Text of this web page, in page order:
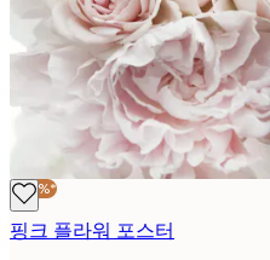
-40%*
핑크 플라워 포스터